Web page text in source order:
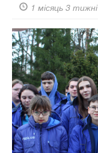
1 місяць 3 тижні